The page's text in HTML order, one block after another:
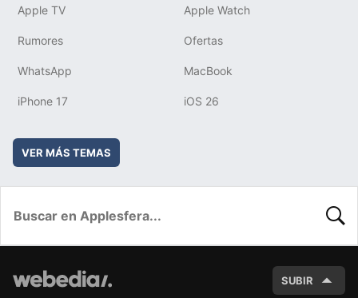
Apple TV Apple Watch
Rumores Ofertas
WhatsApp MacBook
iPhone 17 iOS 26
VER MÁS TEMAS
SUBIR